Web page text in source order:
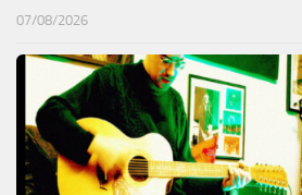
07/08/2026